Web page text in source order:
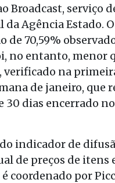
Broadcast, serviço
da Agência Estado.
de 70,59%
no entanto, menor
verificado na
de janeiro, que
30 dias encerrado
indicador de
de preços de itens
é coordenado por